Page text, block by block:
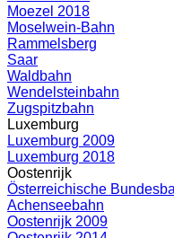
Moezel 2018
Moselwein-Bahn
Rammelsberg
Saar
Waldbahn
Wendelsteinbahn
Zugspitzbahn
Luxemburg
Luxemburg 2009
Luxemburg 2018
Oostenrijk
Österreichische
Achenseebahn
Oostenrijk 2009